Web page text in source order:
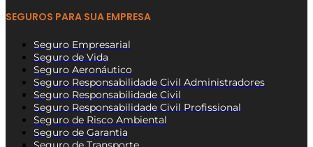
SEGUROS PARA SUA EMPRESA
Seguro Empresarial
Seguro de Vida
Seguro Aeronáutico
Seguro Responsabilidade Civil Administradores
Seguro Responsabilidade Civil
Seguro Responsabilidade Civil Profissional
Seguro de Risco Ambiental
Seguro de Garantia